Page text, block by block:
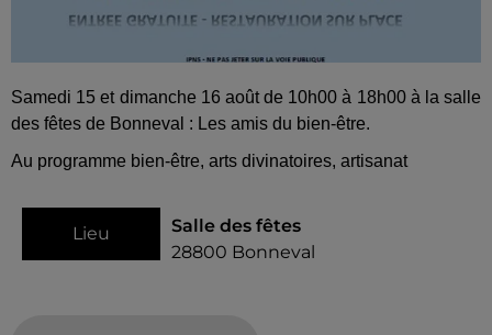
Samedi 15 et dimanche 16 août de 10h00 à 18h00 à la salle
des fêtes de Bonneval : Les amis du bien-être.
Au programme bien-être, arts divinatoires, artisanat
Lieu
Salle des fêtes
28800 Bonneval